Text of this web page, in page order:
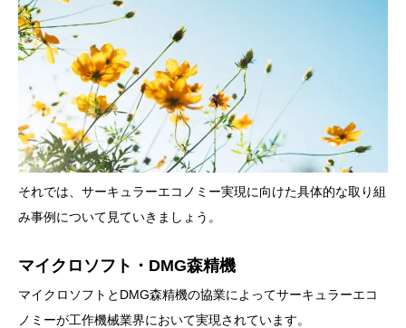
それでは、サーキュラーエコノミー実現に向けた具体的な取り組
み事例について見ていきましょう。
マイクロソフト・DMG森精機
マイクロソフトとDMG森精機の協業によってサーキュラーエコ
ノミーが工作機械業界において実現されています。